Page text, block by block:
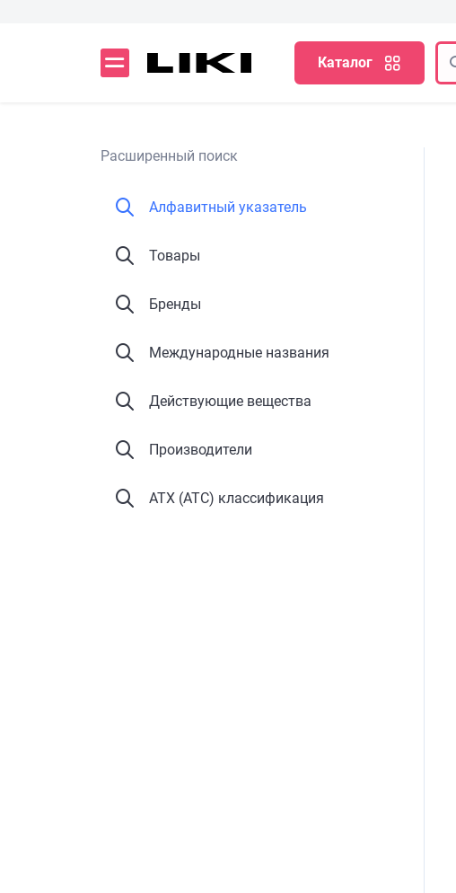
Каталог
Расширенный поиск
Алфавитный указатель
Товары
Бренды
Международные названия
Действующие вещества
Производители
АТХ (ATC) классификация